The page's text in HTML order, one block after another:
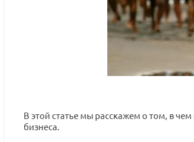
В этой статье мы расскажем о том, в
бизнеса.